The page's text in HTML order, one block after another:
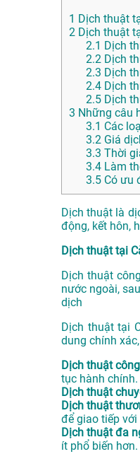
1 Dịch thuật
2 Dịch thuật
2.1 Dịch
2.2 Dịch
2.3 Dịch
2.4 Dịch
2.5 Dịch
3 Những câu
3.1 Các
3.2 Giá
3.3 Thời
3.4 Làm
3.5 Có ưu
Dịch thuật là
động, kết hôn,
Dịch thuật tại
Dịch thuật
nước ngoài,
dịch
Dịch thuật tại
dung chính
Dịch thuật
tục hành chính.
Dịch thuật
Dịch thuật
để giao tiếp
Dịch thuật đa
ít phổ biến hơn.